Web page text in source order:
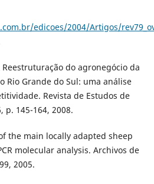
edicoes/2004/Artigos/
Reestruturação do agronegócio da
Rio Grande do Sul: uma análise
Revista de Estudos de
p. 145-164, 2008.
the main locally adapted sheep
molecular analysis. Archivos de
2005.